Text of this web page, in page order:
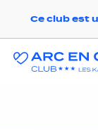
Ce club est